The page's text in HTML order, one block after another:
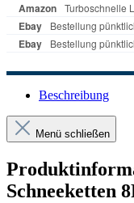
Beschreibung
Menü schließen
Schneeketten